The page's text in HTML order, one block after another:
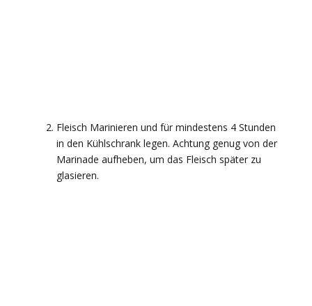
Fleisch Marinieren und für mindestens 4 Stunden
in den Kühlschrank legen. Achtung genug von der
Marinade aufheben, um das Fleisch später zu
glasieren.